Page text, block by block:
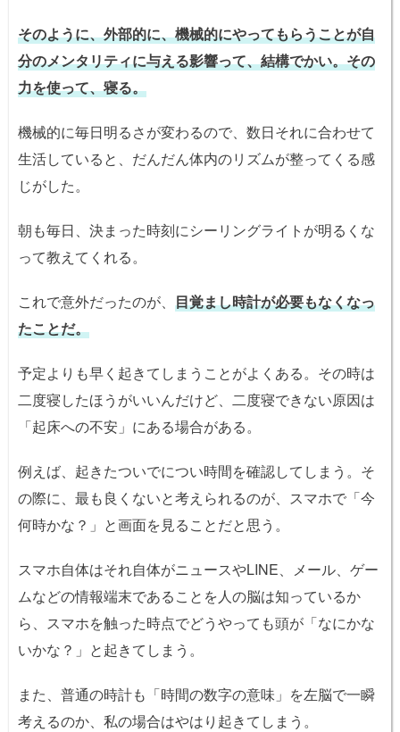
そのように、外部的に、機械的にやってもらうことが自
分のメンタリティに与える影響って、結構でかい。その
力を使って、寝る。
機械的に毎日明るさが変わるので、数日それに合わせて
生活していると、だんだん体内のリズムが整ってくる感
じがした。
朝も毎日、決まった時刻にシーリングライトが明るくな
って教えてくれる。
これで意外だったのが、 目覚まし時計が必要もなくなっ
たことだ。
予定よりも早く起きてしまうことがよくある。その時は
二度寝したほうがいいんだけど、二度寝できない原因は
「起床への不安」にある場合がある。
例えば、起きたついでについ時間を確認してしまう。そ
の際に、最も良くないと考えられるのが、スマホで「今
何時かな？」と画面を見ることだと思う。
スマホ自体はそれ自体がニュースやLINE、メール、ゲー
ムなどの情報端末であることを人の脳は知っているか
ら、スマホを触った時点でどうやっても頭が「なにかな
いかな？」と起きてしまう。
また、普通の時計も「時間の数字の意味」を左脳で一瞬
考えるのか、私の場合はやはり起きてしまう。